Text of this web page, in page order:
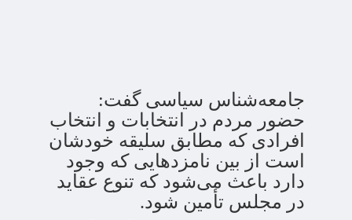
جامعه‌شناس سیاسی گفت:
حضور مردم در انتخابات و انتخاب
افرادی که مطابق سلیقه خودشان
است از بین نامزدهایی که وجود
دارد باعث می‌شود که تنوع عقاید
در مجلس تأمین شود.